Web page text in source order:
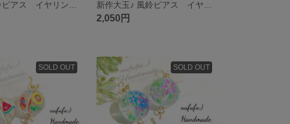
2,050円
SOLD OUT SOLD OUT